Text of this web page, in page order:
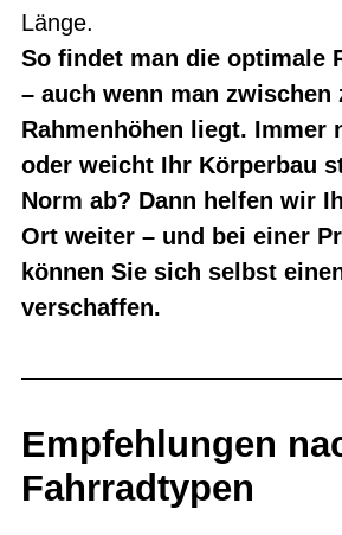
Länge.
So findet man die optimale
– auch wenn man zwischen
Rahmenhöhen liegt. Immer
oder weicht Ihr Körperbau
Norm ab? Dann helfen wir
Ort weiter – und bei einer
können Sie sich selbst
verschaffen.
Empfehlungen
Fahrradtypen